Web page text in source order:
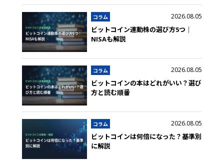
コラム 2026.08.05
ビットコイン連動株の選び方5つ｜
NISAも解説
コラム 2026.08.05
ビットコインの本はどれがいい？選び
方と読む順番
コラム 2026.08.05
ビットコインは何倍になった？基準別
に解説